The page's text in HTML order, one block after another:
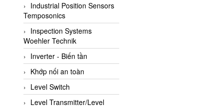
Autec
Auto Flow
Automatic valve
Aventics
Avproglobal
Axiomtek
AZBIL
Industrial Position Sensors
Temposonics
Inspection Systems
Woehler Technik
Inverter - Biến tần
Khớp nối an toàn
Level Switch
Level Transmitter/Level